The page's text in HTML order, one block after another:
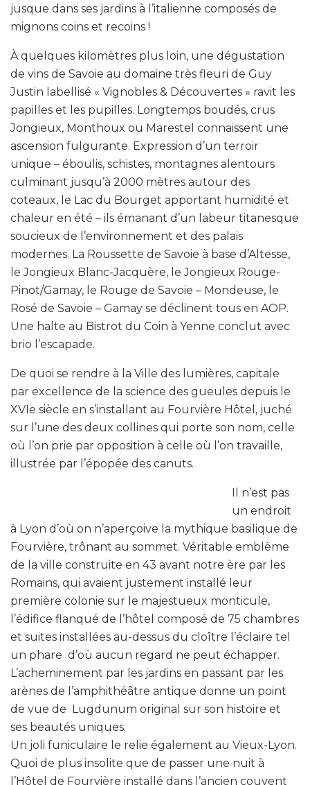
jusque dans ses jardins à l’italienne composés de
mignons coins et recoins !
À quelques kilomètres plus loin, une dégustation
de vins de Savoie au domaine très fleuri de Guy
Justin labellisé « Vignobles & Découvertes » ravit les
papilles et les pupilles. Longtemps boudés, crus
Jongieux, Monthoux ou Marestel connaissent une
ascension fulgurante. Expression d’un terroir
unique – éboulis, schistes, montagnes alentours
culminant jusqu’à 2000 mètres autour des
coteaux, le Lac du Bourget apportant humidité et
chaleur en été – ils émanant d’un labeur titanesque
soucieux de l’environnement et des palais
modernes. La Roussette de Savoie à base d’Altesse,
le Jongieux Blanc-Jacquère, le Jongieux Rouge-
Pinot/Gamay, le Rouge de Savoie – Mondeuse, le
Rosé de Savoie – Gamay se déclinent tous en AOP.
Une halte au Bistrot du Coin à Yenne conclut avec
brio l’escapade.
De quoi se rendre à la Ville des lumières, capitale
par excellence de la science des gueules depuis le
XVIe siècle en s’installant au Fourvière Hôtel, juché
sur l’une des deux collines qui porte son nom, celle
où l’on prie par opposition à celle où l’on travaille,
illustrée par l’épopée des canuts.
Il n’est pas
un endroit
à Lyon d’où on n’aperçoive la mythique basilique de
Fourvière, trônant au sommet. Véritable emblème
de la ville construite en 43 avant notre ère par les
Romains, qui avaient justement installé leur
première colonie sur le majestueux monticule,
l’édifice flanqué de l’hôtel composé de 75 chambres
et suites installées au-dessus du cloître l’éclaire tel
un phare d’où aucun regard ne peut échapper.
L’acheminement par les jardins en passant par les
arènes de l’amphithéâtre antique donne un point
de vue de Lugdunum original sur son histoire et
ses beautés uniques.
Un joli funiculaire le relie également au Vieux-Lyon.
Quoi de plus insolite que de passer une nuit à
l’Hôtel de Fourvière installé dans l’ancien couvent